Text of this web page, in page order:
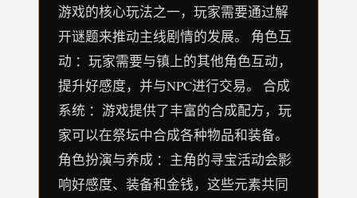
游戏的核心玩法之一，玩家需要通过解
开谜题来推动主线剧情的发展。 角色互
动 ：玩家需要与镇上的其他角色互动，
提升好感度，并与NPC进行交易。 合成
系统 ：游戏提供了丰富的合成配方，玩
家可以在祭坛中合成各种物品和装备。
角色扮演与养成 ：主角的寻宝活动会影
响好感度、装备和金钱，这些元素共同